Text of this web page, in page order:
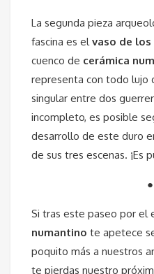
La segunda pieza
fascina es elvaso de los
cuenco de cerámica
representa con todo lujo
singular entre dos
incompleto, es posible
desarrollo de este duro
de sus tres escenas. ¡Es
Si tras este paseo por el
numantino te apetece
poquito más a nuestros
te pierdas nuestro